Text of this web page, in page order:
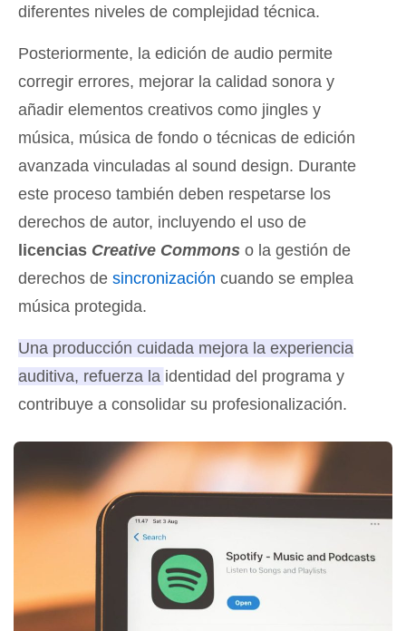
diferentes niveles de complejidad técnica.
Posteriormente, la edición de audio permite
corregir errores, mejorar la calidad sonora y
añadir elementos creativos como jingles y
música, música de fondo o técnicas de edición
avanzada vinculadas al sound design. Durante
este proceso también deben respetarse los
derechos de autor, incluyendo el uso de
licencias Creative Commons o la gestión de
derechos de sincronización cuando se emplea
música protegida.
Una producción cuidada mejora la experiencia
auditiva, refuerza la identidad del programa y
contribuye a consolidar su profesionalización.